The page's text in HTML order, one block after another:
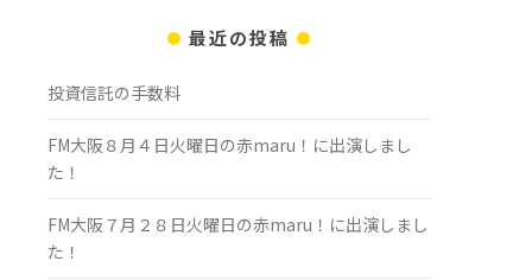
最近の投稿
投資信託の手数料
FM大阪８月４日火曜日の赤maru！に出演しまし
た！
FM大阪７月２８日火曜日の赤maru！に出演しまし
た！